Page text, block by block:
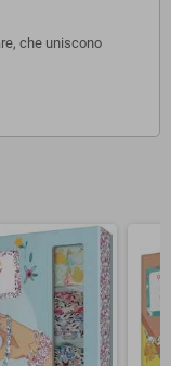
che uniscono